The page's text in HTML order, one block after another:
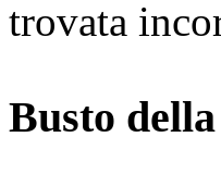
trovata
Busto